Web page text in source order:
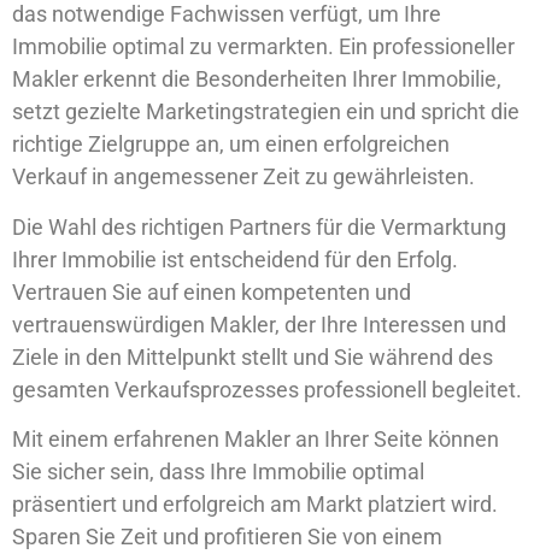
das notwendige Fachwissen verfügt, um Ihre
Immobilie optimal zu vermarkten. Ein professioneller
Makler erkennt die Besonderheiten Ihrer Immobilie,
setzt gezielte Marketingstrategien ein und spricht die
richtige Zielgruppe an, um einen erfolgreichen
Verkauf in angemessener Zeit zu gewährleisten.
Die Wahl des richtigen Partners für die Vermarktung
Ihrer Immobilie ist entscheidend für den Erfolg.
Vertrauen Sie auf einen kompetenten und
vertrauenswürdigen Makler, der Ihre Interessen und
Ziele in den Mittelpunkt stellt und Sie während des
gesamten Verkaufsprozesses professionell begleitet.
Mit einem erfahrenen Makler an Ihrer Seite können
Sie sicher sein, dass Ihre Immobilie optimal
präsentiert und erfolgreich am Markt platziert wird.
Sparen Sie Zeit und profitieren Sie von einem